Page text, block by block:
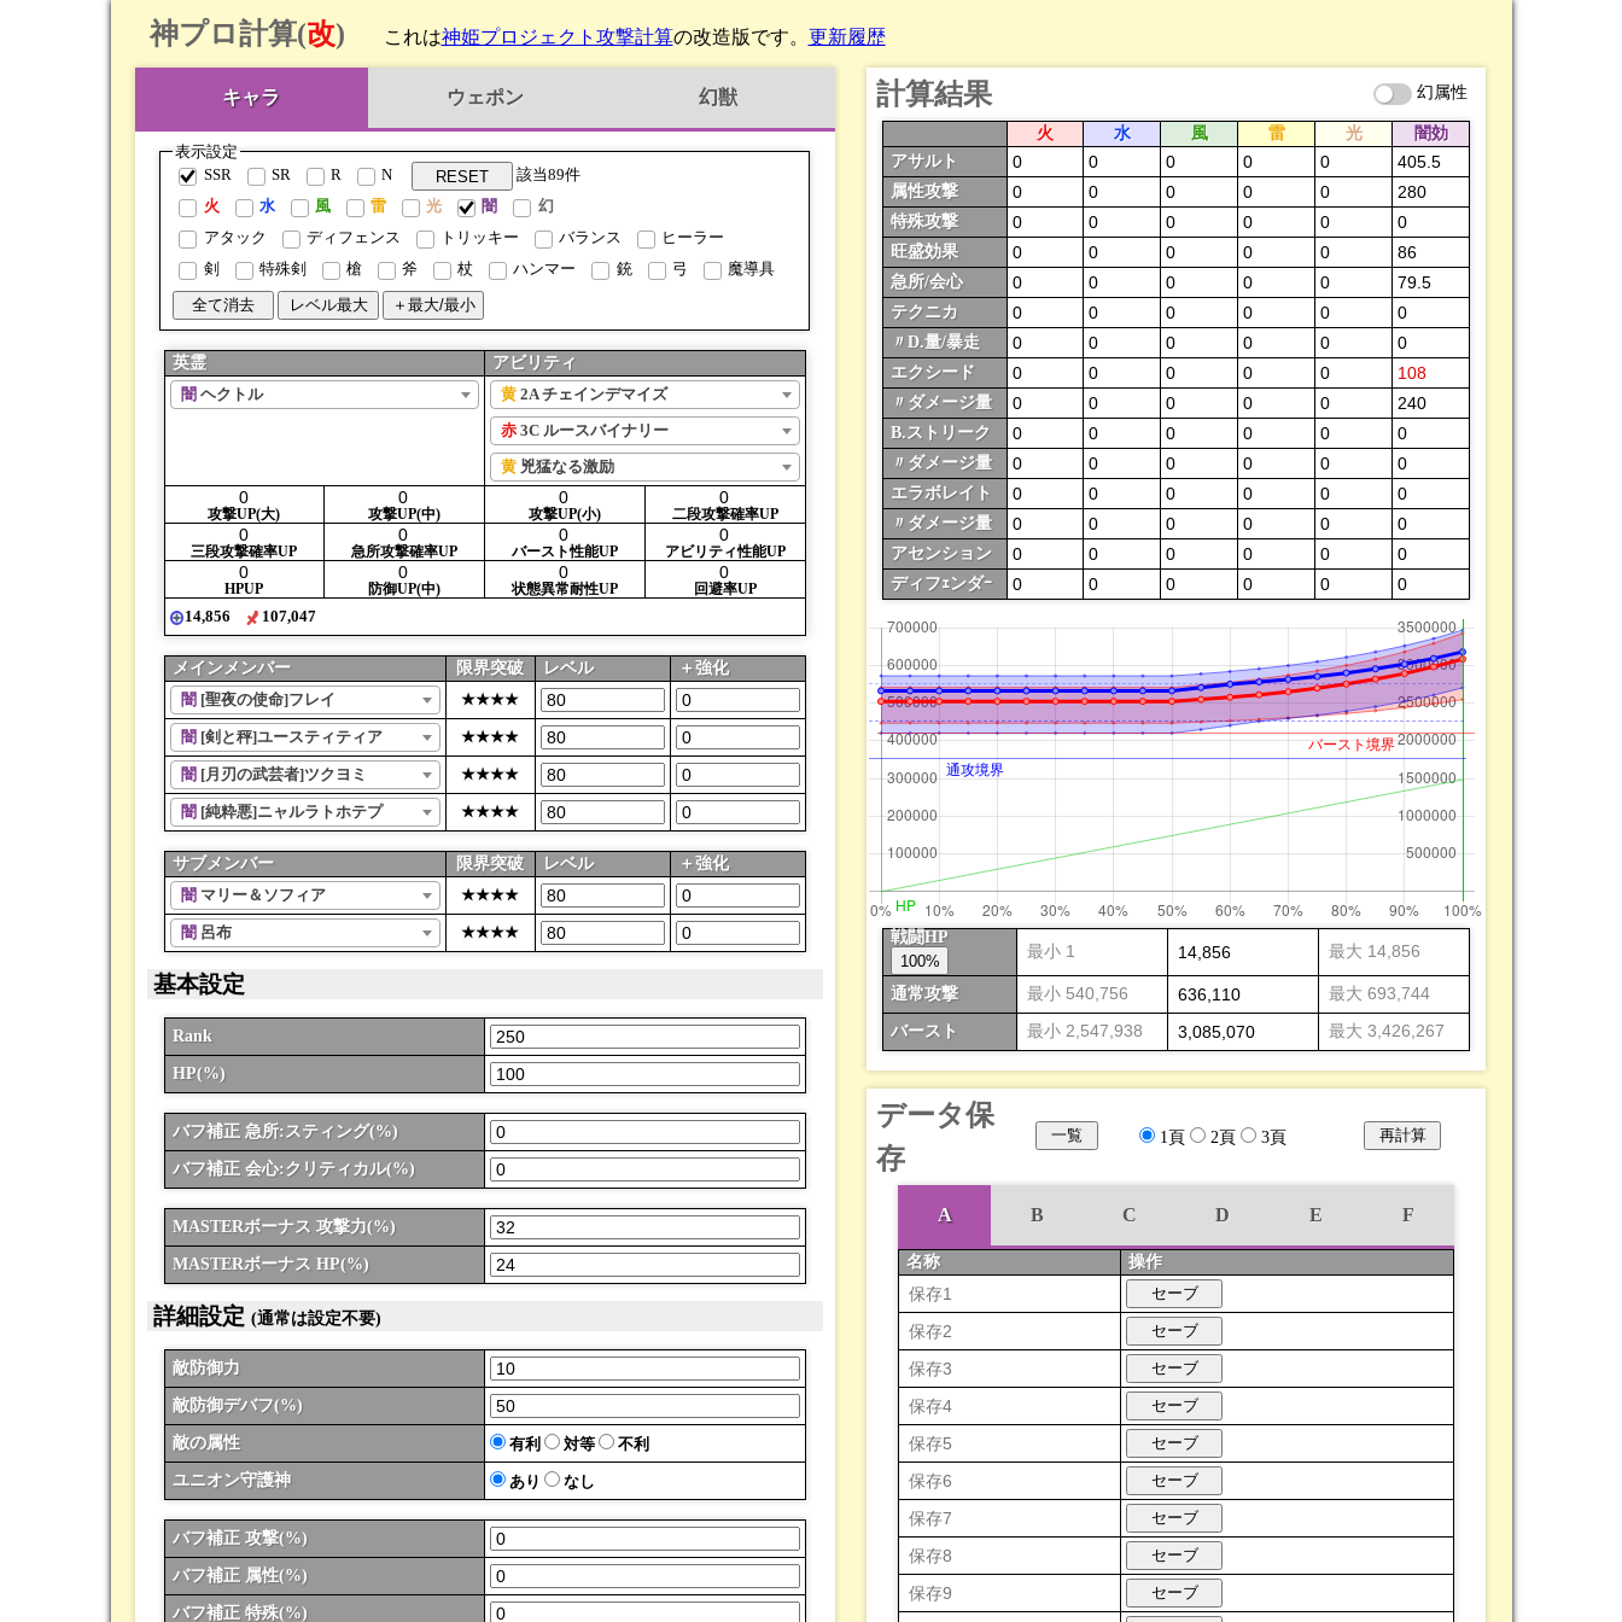
神プロ計算(改) これは神姫プロジェクト攻撃計算の改造版です。 更新履歴
キャラ ウェポン 幻獣
表示設定
SSR
SR R N
該当89件
火
水 風 雷 光 闇
幻
アタック
ディフェンス トリッキー バランス
ヒーラー
剣
特殊剣 槍 斧 杖 ハンマー 銃 弓 魔導具
英霊
闇 ヘクトル
アビリティ
黄 2A チェインデマイズ
赤 3C ルースバイナリー
黄 兇猛なる激励
攻撃UP(大) 攻撃UP(中) 攻撃UP(小) 二段攻撃確率UP
三段攻撃確率UP 急所攻撃確率UP バースト性能UP アビリティ性能UP
HPUP 防御UP(中) 状態異常耐性UP 回避率UP
14,856 107,047
メインメンバー 限界突破 レベル
＋強化
闇 [聖夜の使命]フレイ ★★★★
闇 [剣と秤]ユースティティア ★★★★
闇 [月刃の武芸者]ツクヨミ ★★★★
闇 [純粋悪]ニャルラトホテプ ★★★★
サブメンバー 限界突破 レベル
＋強化
闇 マリー＆ソフィア ★★★★
闇 呂布 ★★★★
基本設定
Rank
HP(%)
バフ補正 急所:ス ティング(%)
バフ補正 会心:クリ ティカル(%)
MASTERボーナス 攻撃力(%)
MASTERボーナス HP(%)
詳細設定 (通常は設定不要)
敵防御力
敵防御デバフ(%)
敵の属性 有利 対等
不利
ユニオン守護神
あり なし
バフ補正 攻撃(%)
バフ補正 属性(%)
バフ補正 特殊(%)
計算結果 幻属性
火 水 風 雷 光
闇効
アサルト
属性攻撃
特殊攻撃
旺盛効果
急所/会心
テクニカ
〃D.量/暴走
エクシード
〃ダメージ量
B.ストリーク
〃ダメージ量
エラボレイト
〃ダメージ量
アセンション
ディフｪンダｰ
戦闘HP
通常攻撃
バースト
データ保
存
1 頁 2頁 3頁
A B C D E F
名称 操作